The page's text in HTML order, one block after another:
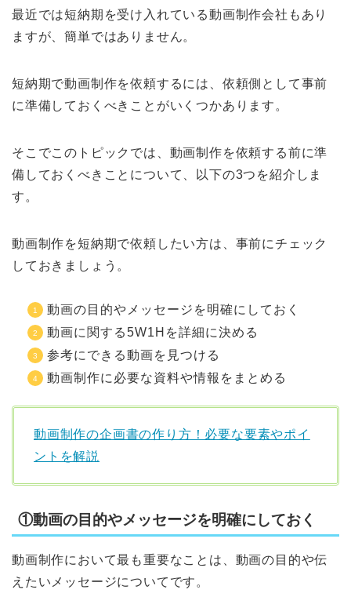
最近では短納期を受け入れている動画制作会社もあり
ますが、簡単ではありません。
短納期で動画制作を依頼するには、依頼側として事前
に準備しておくべきことがいくつかあります。
そこでこのトピックでは、動画制作を依頼する前に準
備しておくべきことについて、以下の3つを紹介しま
す。
動画制作を短納期で依頼したい方は、事前にチェック
しておきましょう。
動画の目的やメッセージを明確にしておく
動画に関する5W1Hを詳細に決める
参考にできる動画を見つける
動画制作に必要な資料や情報をまとめる
動画制作の企画書の作り方！必要な要素やポイ
ントを解説
①動画の目的やメッセージを明確にしておく
動画制作において最も重要なことは、動画の目的や伝
えたいメッセージについてです。